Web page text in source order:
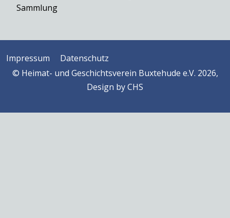
Sammlung
Impressum
Datenschutz
© Heimat- und Geschichtsverein Buxtehude e.V. 2026,
Design byCHS